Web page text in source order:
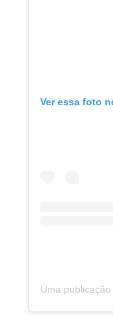
Ver essa foto